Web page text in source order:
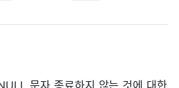
문자 종료하지 않는 것에 대한